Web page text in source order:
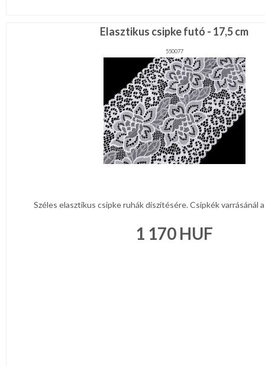
Elasztikus csipke futó - 17,5 cm
550077
Széles elasztikus csipke ruhák díszítésére. Csipkék varrásánál
1 170 HUF